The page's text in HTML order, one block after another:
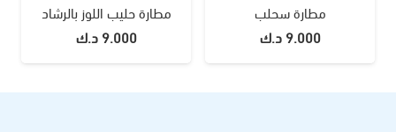
مطارة سحلب
9.000 د.ك
مطارة حليب اللوز بالرشاد
9.000 د.ك